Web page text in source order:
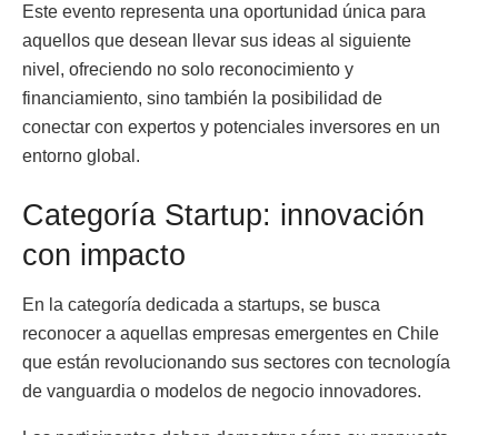
Este evento representa una oportunidad única para
aquellos que desean llevar sus ideas al siguiente
nivel, ofreciendo no solo reconocimiento y
financiamiento, sino también la posibilidad de
conectar con expertos y potenciales inversores en un
entorno global.
Categoría Startup: innovación
con impacto
En la categoría dedicada a startups, se busca
reconocer a aquellas empresas emergentes en Chile
que están revolucionando sus sectores con tecnología
de vanguardia o modelos de negocio innovadores.